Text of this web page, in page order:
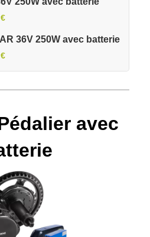
36V 250W avec batterie
avec